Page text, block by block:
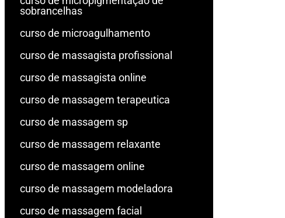
sobrancelhas
curso de microagulhamento
curso de massagista profissional
curso de massagista online
curso de massagem terapeutica
curso de massagem sp
curso de massagem relaxante
curso de massagem online
curso de massagem modeladora
curso de massagem facial